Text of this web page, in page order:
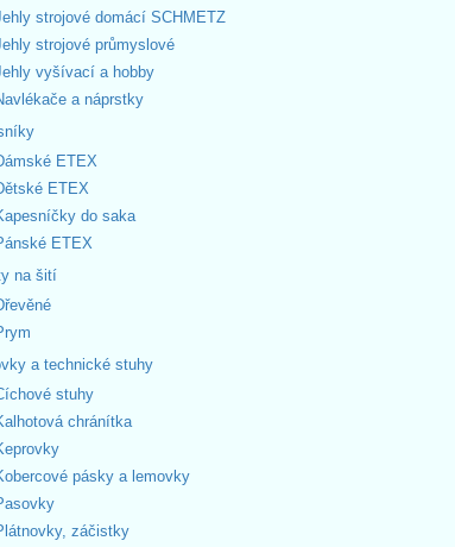
strojové domácí SCHMETZ
strojové průmyslové
vyšívací a hobby
a náprstky
ETEX
ETEX
do saka
ETEX
na šití
a technické stuhy
stuhy
chránítka
pásky a lemovky
záčistky